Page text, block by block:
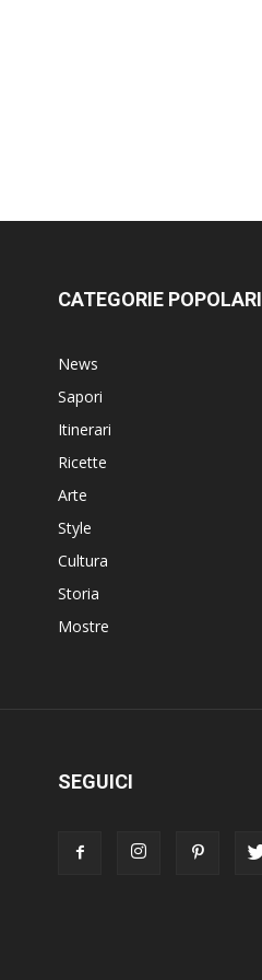
CATEGORIE POPOLARI
News
Sapori
Itinerari
Ricette
Arte
Style
Cultura
Storia
Mostre
SEGUICI